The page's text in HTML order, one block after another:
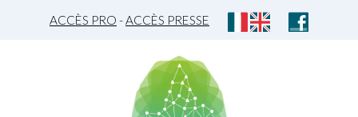
ACCÈS PRO -ACCÈS PRESSE